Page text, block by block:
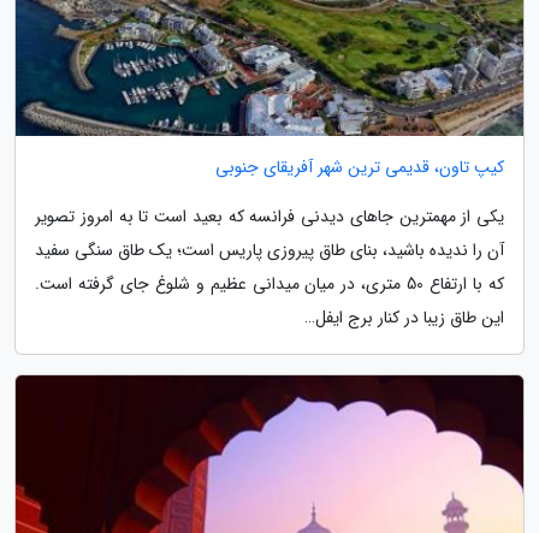
کیپ تاون، قدیمی ترین شهر آفریقای جنوبی
یکی از مهمترین جاهای دیدنی فرانسه که بعید است تا به امروز تصویر
آن را ندیده باشید، بنای طاق پیروزی پاریس است؛ یک طاق سنگی سفید
که با ارتفاع 50 متری، در میان میدانی عظیم و شلوغ جای گرفته است.
این طاق زیبا در کنار برج ایفل…